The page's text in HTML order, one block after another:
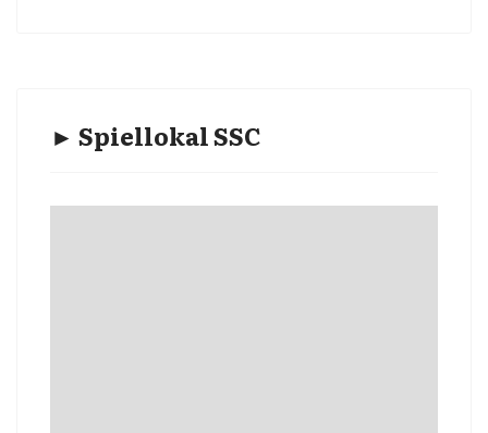
► Spiellokal SSC